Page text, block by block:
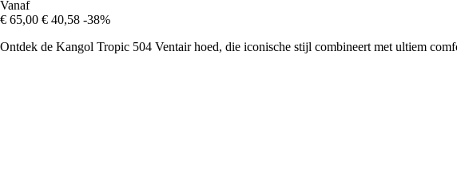
Vanaf
€ 65,00 € 40,58 -38%
Ontdek de Kangol Tropic 504 Ventair hoed, die iconische stijl combineert met ultiem